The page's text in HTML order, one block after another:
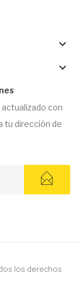
keyboard_arrow_down
keyboard_arrow_down
con
tu dirección de
los derechos